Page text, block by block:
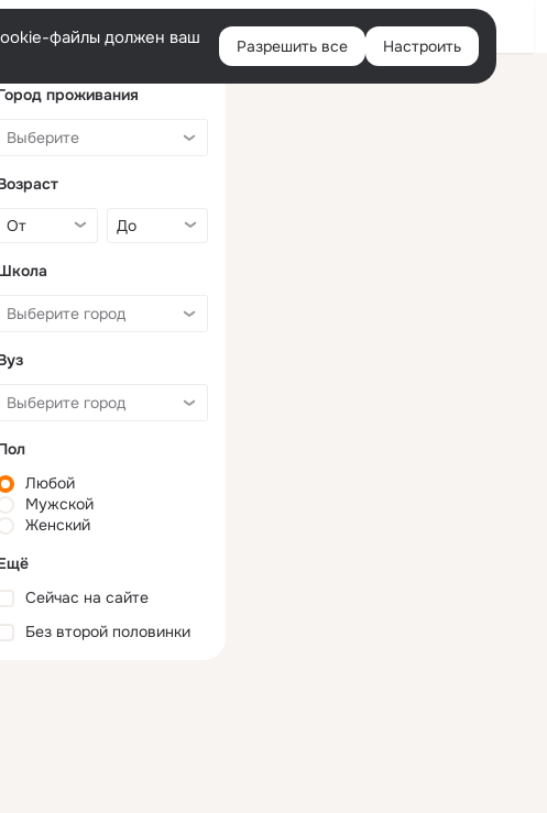
Войти
файлы должен ваш
Разрешить все Настроить
проживания
Любой
Мужской
Женский
Сейчас на сайте
Без второй половинки